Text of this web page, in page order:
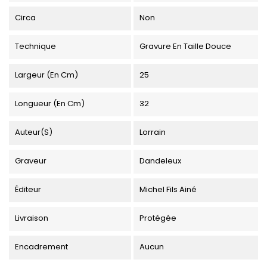
Circa Non
Technique Gravure En Taille Douce
Largeur (en Cm) 25
Longueur (en Cm) 32
Auteur(s) Lorrain
Graveur Dandeleux
Éditeur Michel Fils Ainé
Livraison Protégée
Encadrement Aucun